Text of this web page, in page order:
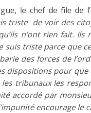
le chef de file de
triste de voir des
n’ont rien fait.
suis triste parce que
des forces de
dispositions pour que
tribunaux les
accordé par
encourage le